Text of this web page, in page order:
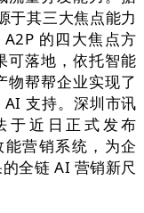
于其三大焦点能力
的四大焦点方
可落地，依托智能
物帮帮企业实现了
AI 支持。深圳市讯
于近日正式发布
营销系统，为企
全链 AI 营销新尺